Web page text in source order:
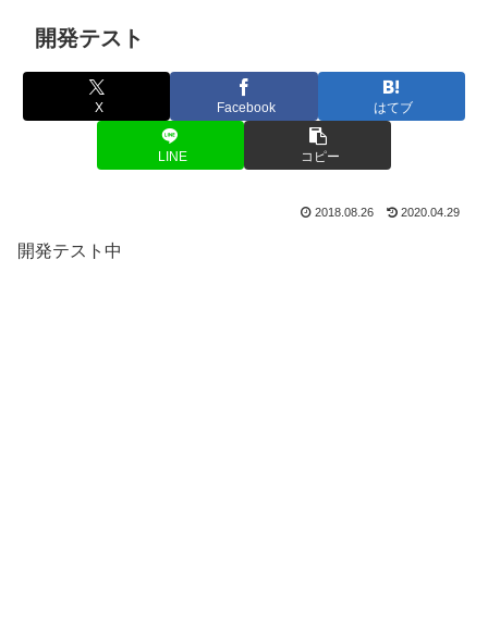
開発テスト
X Facebook はてブ
LINE コピー
2018.08.26 2020.04.29
開発テスト中